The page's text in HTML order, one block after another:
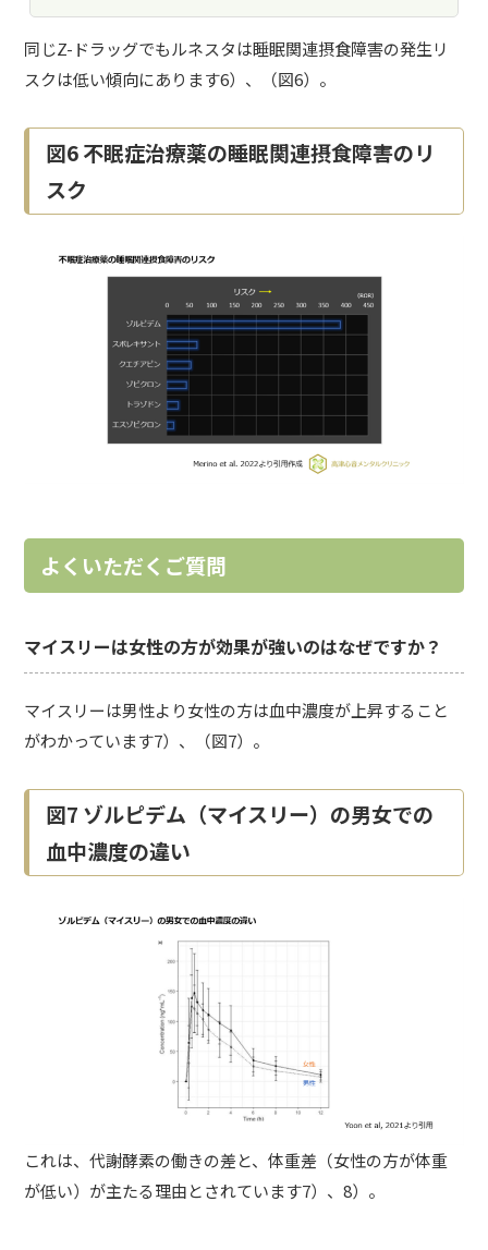
同じZ-ドラッグでもルネスタは睡眠関連摂食障害の発生リ
スクは低い傾向にあります6）、（図6）。
図6 不眠症治療薬の睡眠関連摂食障害のリ
スク
よくいただくご質問
マイスリーは女性の方が効果が強いのはなぜですか？
マイスリーは男性より女性の方は血中濃度が上昇すること
がわかっています7）、（図7）。
図7 ゾルピデム（マイスリー）の男女での
血中濃度の違い
これは、代謝酵素の働きの差と、体重差（女性の方が体重
が低い）が主たる理由とされています7）、8）。